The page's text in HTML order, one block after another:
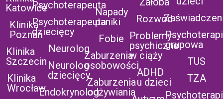
Katowice
Klinika
Poznań
Klinika
Szczecin
Klinika
Wrocław
Psychoterapeuta
Psychoterapeuta
dziecięcy
Neurolog
Neurolog
dziecięcy
Endokrynolog
Napady
paniki
Fobie
Zaburzenia
osobowości
Zaburzenia
odżywiania
Rozwód
Problemy
psychiczne
w ciąży
ADHD
u dzieci
grupowa
TUS
TZA